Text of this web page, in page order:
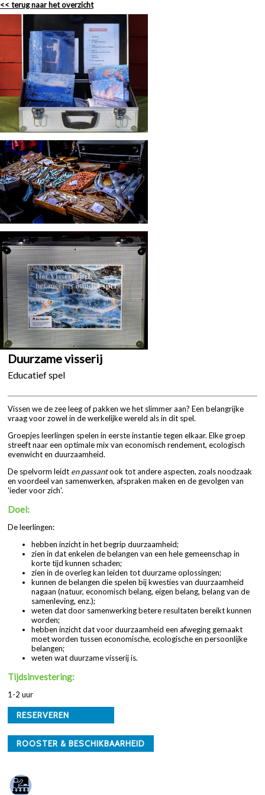
<< terug naar het overzicht
Duurzame visserij
Educatief spel
Vissen we de zee leeg of pakken we het slimmer aan? Een belangrijke
vraag voor zowel in de werkelijke wereld als in dit spel.
Groepjes leerlingen spelen in eerste instantie tegen elkaar. Elke groep
streeft naar een optimale mix van economisch rendement, ecologisch
evenwicht en duurzaamheid.
De spelvorm leidt en passantook tot andere aspecten, zoals noodzaak
en voordeel van samenwerken, afspraken maken en de gevolgen van
'ieder voor zich'.
Doel:
De leerlingen:
hebben inzicht in het begrip duurzaamheid;
zien in dat enkelen de belangen van een hele gemeenschap in
korte tijd kunnen schaden;
zien in de overleg kan leiden tot duurzame oplossingen;
kunnen de belangen die spelen bij kwesties van duurzaamheid
nagaan (natuur, economisch belang, eigen belang, belang van de
samenleving, enz.);
weten dat door samenwerking betere resultaten bereikt kunnen
worden;
hebben inzicht dat voor duurzaamheid een afweging gemaakt
moet worden tussen economische, ecologische en persoonlijke
belangen;
weten wat duurzame visserij is.
Tijdsinvestering:
1-2 uur
RESERVEREN
ROOSTER & BESCHIKBAARHEID